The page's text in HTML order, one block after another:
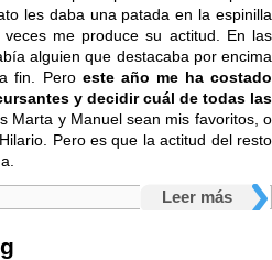
les daba una patada en la espinilla
me produce su actitud. En las
alguien que destacaba por encima
fin. Pero este año me ha costado
y decidir cuál de todas las
Marta y Manuel sean mis favoritos, o
Pero es que la actitud del resto
Leer más